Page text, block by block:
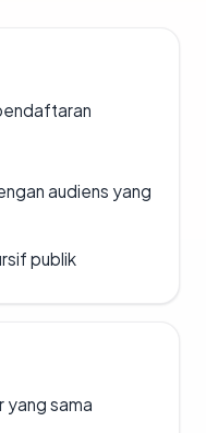
audiens yang
publik
yang sama